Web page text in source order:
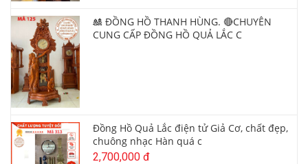
🎎 ĐỒNG HỒ THANH HÙNG. 🔴CHUYÊN
CUNG CẤP ĐỒNG HỒ QUẢ LẮC C
Đồng Hồ Quả Lắc điện tử Giả Cơ, chất đẹp,
chuông nhạc Hàn quá c
2,700,000 đ